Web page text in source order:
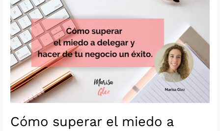
Cómo superar el miedo a
superar
el
miedo
a
delegar
y
hacer
de
tu
negocio
un